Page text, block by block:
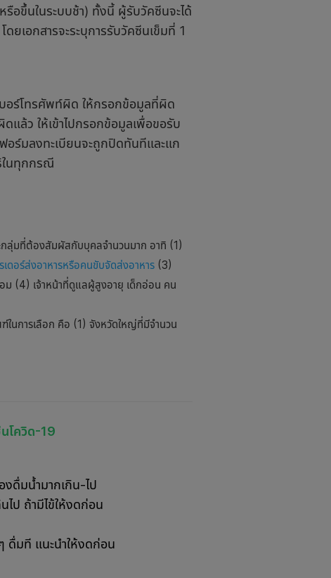
อขึ้นในระบบช้า) ทั้งนี้ ผู้รับวัคซีนจะได้
ยเอกสารจะระบุการรับวัคซีนเข็มที่ 1
อร์โทรศัพท์ผิด ให้กรอกข้อมูลที่ผิด
แล้ว ให้เข้าไปกรอกข้อมูลเพื่อขอรับ
อร์มลงทะเบียนจะถูกปิดทันทีและแก
ในทุกกรณี
กลุ่มที่ต้องสัมผัสกับบุคลจำนวนมาก อาทิ (1)
เดอร์ส่งอาหารหรือคนขับจัดส่งอาหาร (3)
ม (4) เจ้าหน้าที่ดูแลผู้สูงอายุ เด็กอ่อน คน
ในการเลือก คือ (1) จังหวัดใหญ่ที่มีจำนวน
โควิด-19
งดื่มน้ำมากเกิน-ไป
ไป ถ้ามีไข้ให้งดก่อน
ดื่มที แนะนำให้งดก่อน